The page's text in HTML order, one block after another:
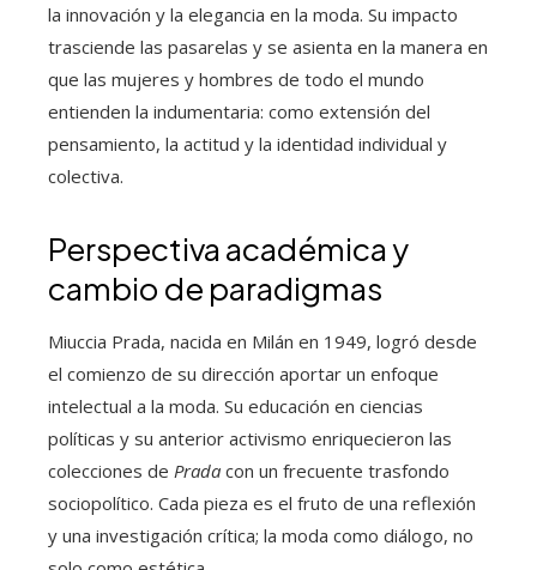
la innovación y la elegancia en la moda. Su impacto
trasciende las pasarelas y se asienta en la manera en
que las mujeres y hombres de todo el mundo
entienden la indumentaria: como extensión del
pensamiento, la actitud y la identidad individual y
colectiva.
Perspectiva académica y
cambio de paradigmas
Miuccia Prada, nacida en Milán en 1949, logró desde
el comienzo de su dirección aportar un enfoque
intelectual a la moda. Su educación en ciencias
políticas y su anterior activismo enriquecieron las
colecciones de Prada con un frecuente trasfondo
sociopolítico. Cada pieza es el fruto de una reflexión
y una investigación crítica; la moda como diálogo, no